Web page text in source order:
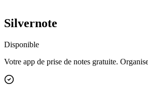
Silvernote
Disponible
Votre app de prise de notes gratuite.